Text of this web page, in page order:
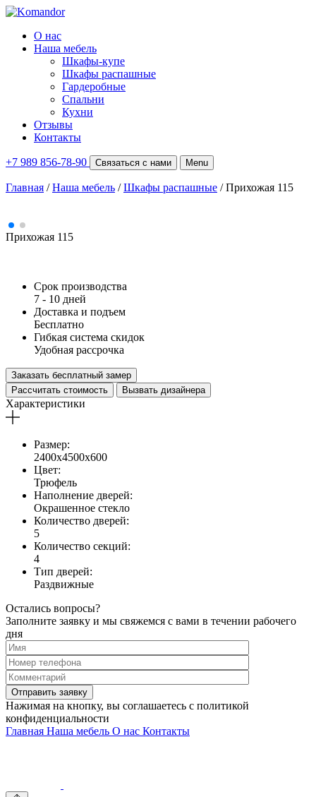
О нас
Наша мебель
Шкафы-купе
Шкафы распашные
Гардеробные
Спальни
Кухни
Отзывы
Контакты
+7 989 856-78-90 Связаться с нами Menu
Главная /Наша мебель /Шкафы распашные /Прихожая 115
Прихожая 115
Срок производства
7 - 10 дней
Доставка и подъем
Бесплатно
Гибкая система скидок
Удобная рассрочка
Заказать бесплатный замер
Рассчитать стоимость
Вызвать дизайнера
Характеристики
Размер:
2400х4500х600
Цвет:
Трюфель
Наполнение дверей:
Окрашенное стекло
Количество дверей:
5
Количество секций:
4
Тип дверей:
Раздвижные
Остались вопросы?
Заполните заявку и мы свяжемся с вами в течении рабочего
дня
Отправить заявку
Нажимая на кнопку, вы соглашаетесь с политикой
конфиденциальности
Главная Наша мебель О нас Контакты